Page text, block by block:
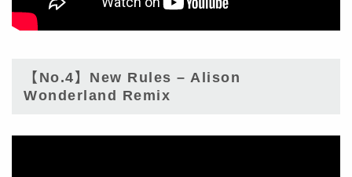
【No.4】New Rules – Alison
Wonderland Remix